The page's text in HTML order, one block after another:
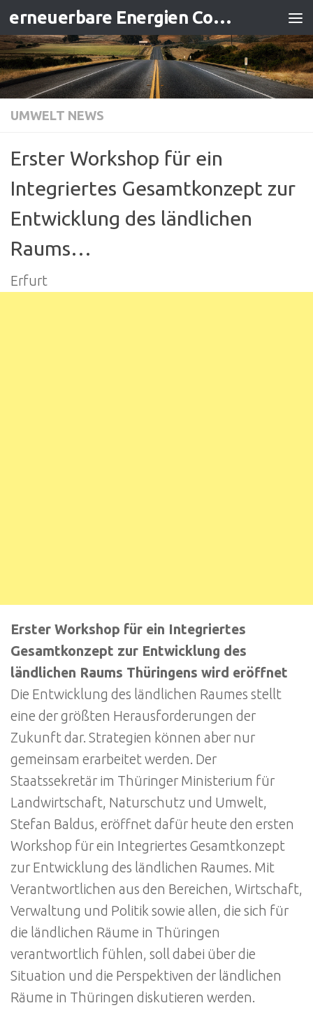
Zum Inhalt springen erneuerbare Energien Contracting
UMWELT NEWS
Erster Workshop für ein
Integriertes Gesamtkonzept zur
Entwicklung des ländlichen
Raums…
Erfurt
Erster Workshop für ein Integriertes
Gesamtkonzept zur Entwicklung des
ländlichen Raums Thüringens wird eröffnet
Die Entwicklung des ländlichen Raumes stellt
eine der größten Herausforderungen der
Zukunft dar. Strategien können aber nur
gemeinsam erarbeitet werden. Der
Staatssekretär im Thüringer Ministerium für
Landwirtschaft, Naturschutz und Umwelt,
Stefan Baldus, eröffnet dafür heute den ersten
Workshop für ein Integriertes Gesamtkonzept
zur Entwicklung des ländlichen Raumes. Mit
Verantwortlichen aus den Bereichen, Wirtschaft,
Verwaltung und Politik sowie allen, die sich für
die ländlichen Räume in Thüringen
verantwortlich fühlen, soll dabei über die
Situation und die Perspektiven der ländlichen
Räume in Thüringen diskutieren werden.